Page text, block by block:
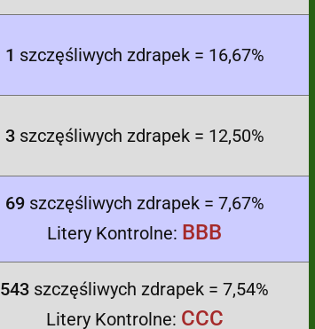
1 szczęśliwych zdrapek = 16,67%
3szczęśliwych zdrapek = 12,50%
69szczęśliwych zdrapek = 7,67%
Litery Kontrolne: BBB
543 szczęśliwych zdrapek = 7,54%
Litery Kontrolne: CCC